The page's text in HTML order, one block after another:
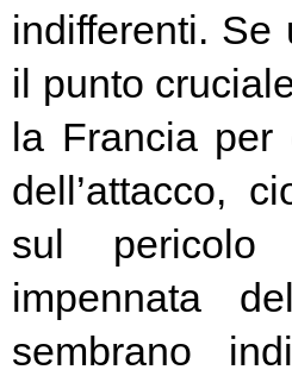
indifferenti. Se
il punto
la Francia per
dell’attacco,
sul pericolo
impennata
sembrano